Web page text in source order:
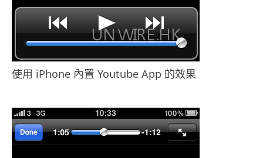
使用 iPhone 內置 Youtube App 的效果